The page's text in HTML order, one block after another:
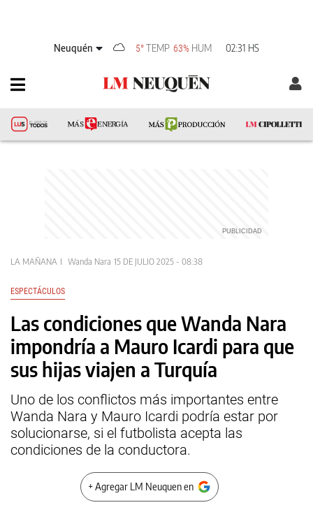
Neuquén 5° TEMP 63% HUM 02:31 HS
LA MAÑANA Wanda Nara 15 DE JULIO 2025 - 08:38
ESPECTÁCULOS
Las condiciones que Wanda Nara
impondría a Mauro Icardi para que
sus hijas viajen a Turquía
Uno de los conflictos más importantes entre
Wanda Nara y Mauro Icardi podría estar por
solucionarse, si el futbolista acepta las
condiciones de la conductora.
+ Agregar LM Neuquen en